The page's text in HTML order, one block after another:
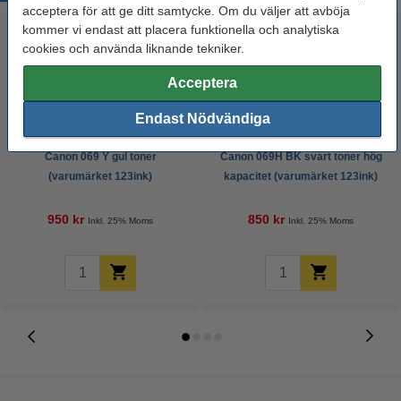
acceptera för att ge ditt samtycke. Om du väljer att avböja
kommer vi endast att placera funktionella och analytiska
cookies och använda liknande tekniker.
Acceptera
Endast Nödvändiga
Canon 069 Y gul toner
(varumärket 123ink)
950 kr Inkl. 25% Moms
Canon 069H BK svart toner hög
kapacitet (varumärket 123ink)
850 kr Inkl. 25% Moms